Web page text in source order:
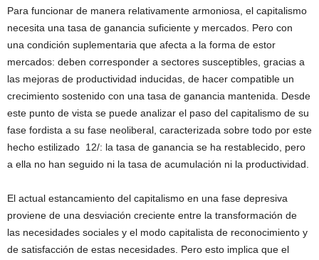
Para funcionar de manera relativamente armoniosa, el capitalismo
necesita una tasa de ganancia suficiente y mercados. Pero con
una condición suplementaria que afecta a la forma de estor
mercados: deben corresponder a sectores susceptibles, gracias a
las mejoras de productividad inducidas, de hacer compatible un
crecimiento sostenido con una tasa de ganancia mantenida. Desde
este punto de vista se puede analizar el paso del capitalismo de su
fase fordista a su fase neoliberal, caracterizada sobre todo por este
hecho estilizado 12/: la tasa de ganancia se ha restablecido, pero
a ella no han seguido ni la tasa de acumulación ni la productividad.
El actual estancamiento del capitalismo en una fase depresiva
proviene de una desviación creciente entre la transformación de
las necesidades sociales y el modo capitalista de reconocimiento y
de satisfacción de estas necesidades. Pero esto implica que el